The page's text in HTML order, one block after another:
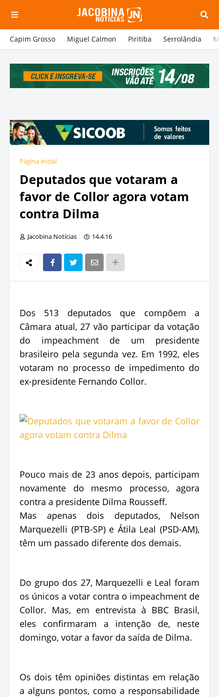
Capim Grosso Miguel Calmon Piritiba Serrolândia
Página inicial
Deputados que votaram a
favor de Collor agora votam
contra Dilma
Jacobina Notícias 14.4.16
Dos 513 deputados que compõem a
Câmara atual, 27 vão participar da votação
do impeachment de um presidente
brasileiro pela segunda vez. Em 1992, eles
votaram no processo de impedimento do
ex-presidente Fernando Collor.
Pouco mais de 23 anos depois, participam
novamente do mesmo processo, agora
contra a presidente Dilma Rousseff.
Mas apenas dois deputados, Nelson
Marquezelli (PTB-SP) e Átila Leal (PSD-AM),
têm um passado diferente dos demais.
Do grupo dos 27, Marquezelli e Leal foram
os únicos a votar contra o impeachment de
Collor. Mas, em entrevista à BBC Brasil,
eles confirmaram a intenção de, neste
domingo, votar a favor da saída de Dilma.
Os dois têm opiniões distintas em relação
a alguns pontos, como a responsabilidade